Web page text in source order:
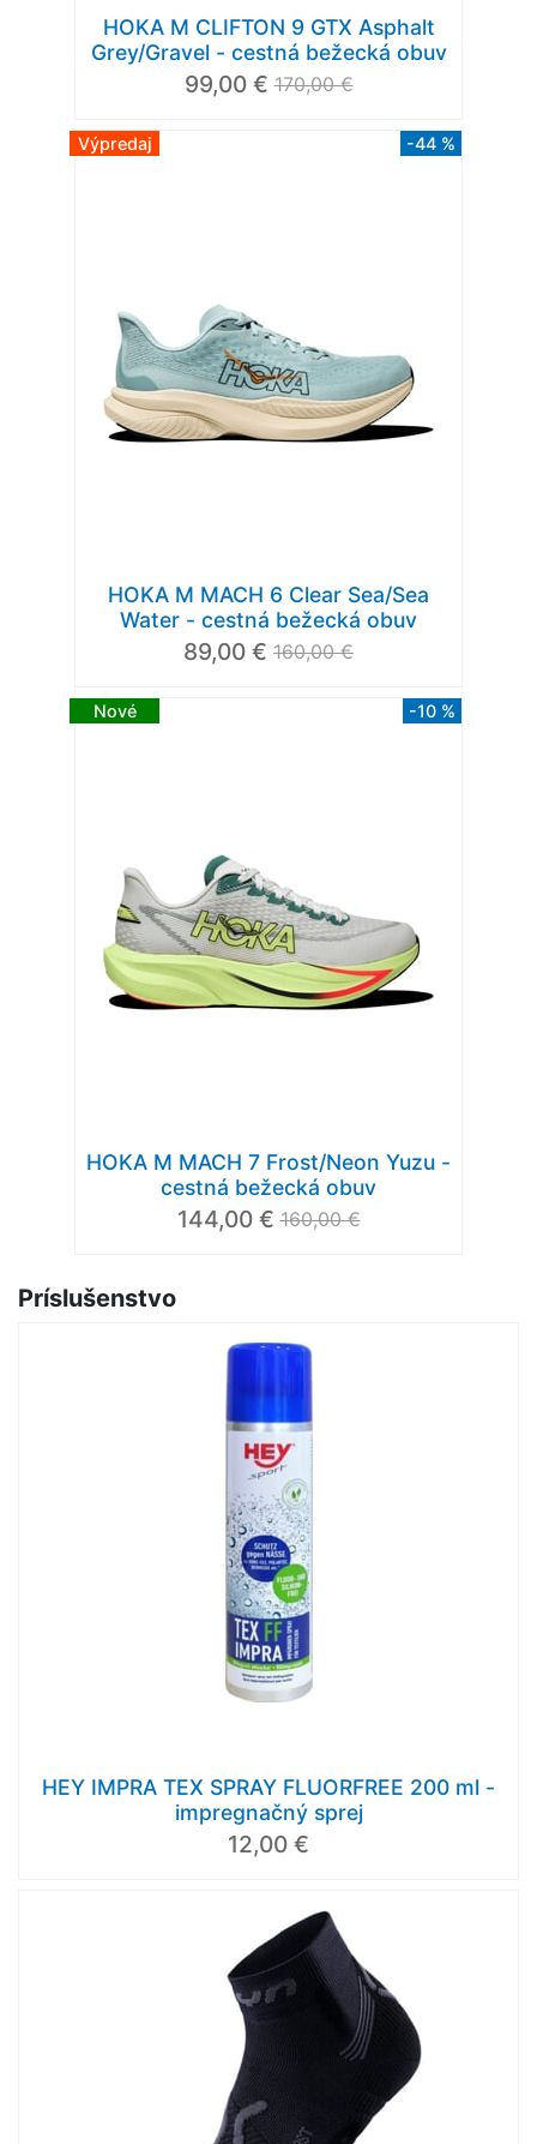
HOKA M CLIFTON 9 GTX Asphalt
Grey/Gravel - cestná bežecká obuv
99,00 € 170,00 €
Výpredaj -44 %
HOKA M MACH 6 Clear Sea/Sea
Water - cestná bežecká obuv
89,00 € 160,00 €
Nové -10 %
HOKA M MACH 7 Frost/Neon Yuzu -
cestná bežecká obuv
144,00 € 160,00 €
Príslušenstvo
HEY IMPRA TEX SPRAY FLUORFREE 200 ml -
impregnačný sprej
12,00 €